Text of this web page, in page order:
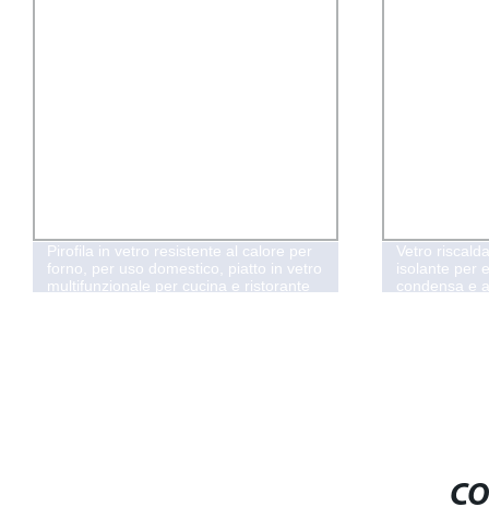
Pirofila in vetro resistente al calore per
forno, per uso domestico, piatto in vetro
multifunzionale per cucina e ristorante
Vetro
isolante per
condensa e